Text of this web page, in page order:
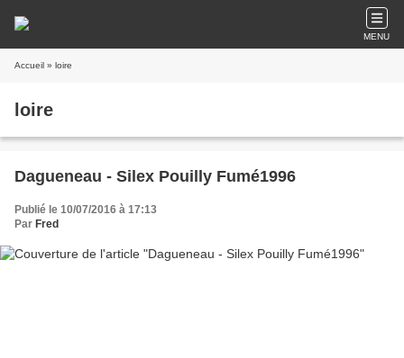
MENU
Accueil » loire
loire
Dagueneau - Silex Pouilly Fumé1996
Publié le 10/07/2016 à 17:13
Par Fred